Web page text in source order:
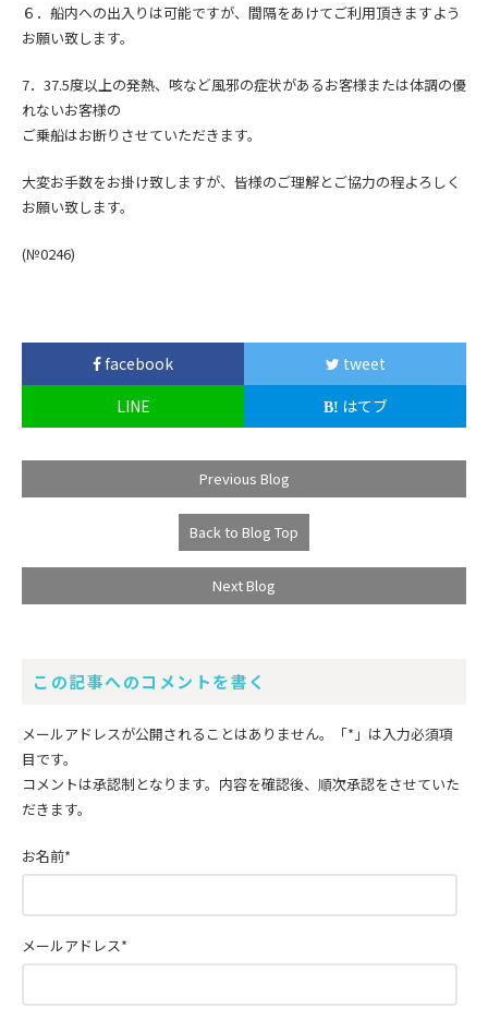
６．船内への出入りは可能ですが、間隔をあけてご利用頂きますよう
お願い致します。
7． 37.5度以上の発熱、咳など風邪の症状があるお客様または体調の優
れないお客様の
ご乗船はお断りさせていただきます。
大変お手数をお掛け致しますが、皆様のご理解とご協力の程よろしく
お願い致します。
(№0246)
facebook
tweet
LINE
はてブ
Previous Blog
Back to Blog Top
Next Blog
この記事へのコメントを書く
メールアドレスが公開されることはありません。 「*」 は入力必須項
目です。
コメントは承認制となります。内容を確認後、順次承認をさせていた
だきます。
お名前*
メールアドレス*